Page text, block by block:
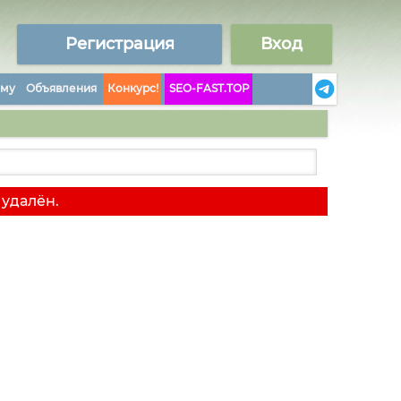
Регистрация Вход
Объявления Конкурс! SEO-FAST.TOP